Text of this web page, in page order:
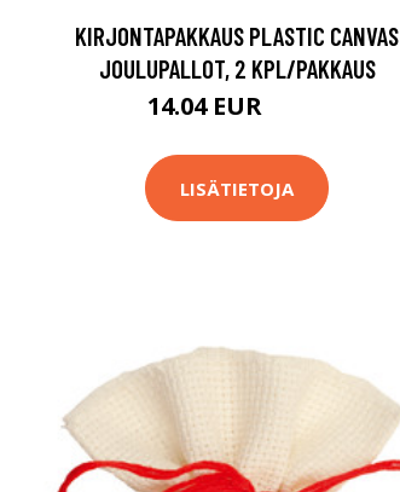
KIRJONTAPAKKAUS PLASTIC CANVAS
JOULUPALLOT, 2 KPL/PAKKAUS
14.04 EUR
LISÄTIETOJA